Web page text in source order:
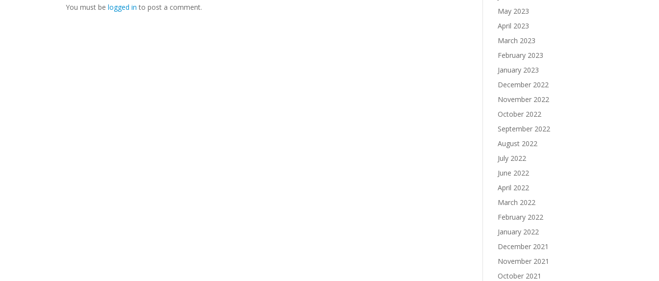
You must belogged in to post a comment.
May 2023
April 2023
March 2023
February 2023
January 2023
December 2022
November 2022
October 2022
September 2022
August 2022
July 2022
June 2022
April 2022
March 2022
February 2022
January 2022
December 2021
November 2021
October 2021